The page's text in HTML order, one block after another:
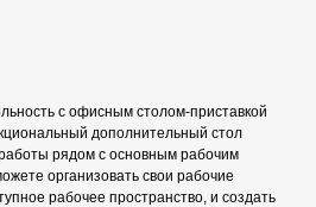
с офисным столом-приставкой
дополнительный стол
рядом с основным рабочим
организовать свои рабочие
рабочее пространство, и создать